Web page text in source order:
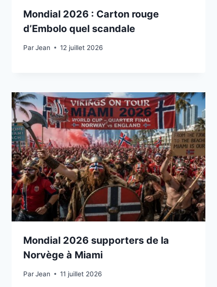
Mondial 2026 : Carton rouge
d’Embolo quel scandale
ParJean
12 juillet 202612 juillet 2026
Mondial 2026 supporters de la
Norvège à Miami
ParJean
11 juillet 202611 juillet 2026